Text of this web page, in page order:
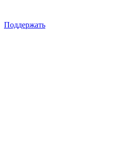
Поддержать